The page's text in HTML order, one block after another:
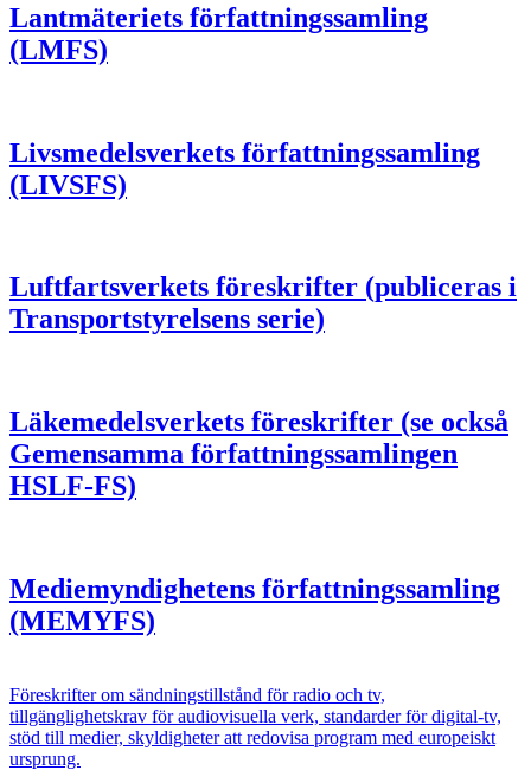
Lantmäteriets författningssamling
(LMFS)
Livsmedelsverkets författningssamling
(LIVSFS)
Luftfartsverkets föreskrifter (publiceras i
Transportstyrelsens serie)
Läkemedelsverkets föreskrifter (se också
Gemensamma författningssamlingen
HSLF-FS)
Mediemyndighetens författningssamling
(MEMYFS)
Föreskrifter om sändningstillstånd för radio och tv,
tillgänglighetskrav för audiovisuella verk, standarder för digital-tv,
stöd till medier, skyldigheter att redovisa program med europeiskt
ursprung.